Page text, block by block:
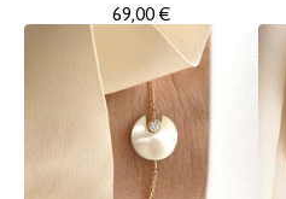
69,00 €